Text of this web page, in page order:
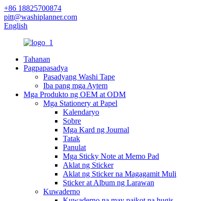
+86 18825700874
pitt@washiplanner.com
English
Tahanan
Pagpapasadya
Pasadyang Washi Tape
Iba pang mga Aytem
Mga Produkto ng OEM at ODM
Mga Stationery at Papel
Kalendaryo
Sobre
Mga Kard ng Journal
Tatak
Panulat
Mga Sticky Note at Memo Pad
Aklat ng Sticker
Aklat ng Sticker na Magagamit Muli
Sticker at Album ng Larawan
Kuwaderno